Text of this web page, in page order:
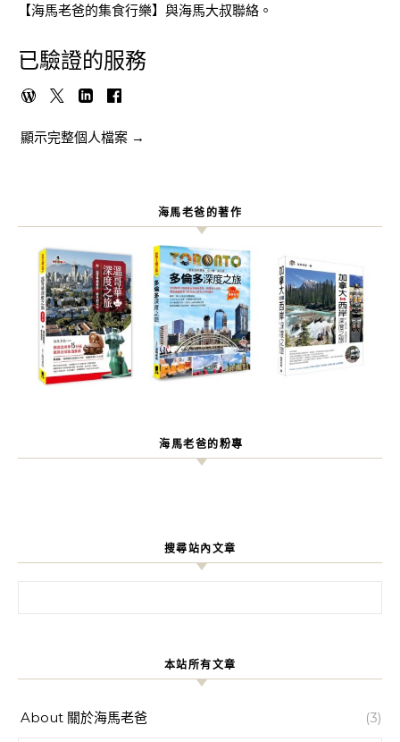
【海馬老爸的集食行樂】與海馬大叔聯絡。
已驗證的服務
顯示完整個人檔案 →
海馬老爸的著作
海馬老爸的粉專
搜尋站內文章
本站所有文章
About 關於海馬老爸 (3)